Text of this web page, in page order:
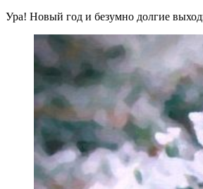
Ура! Новый год и безумно долгие